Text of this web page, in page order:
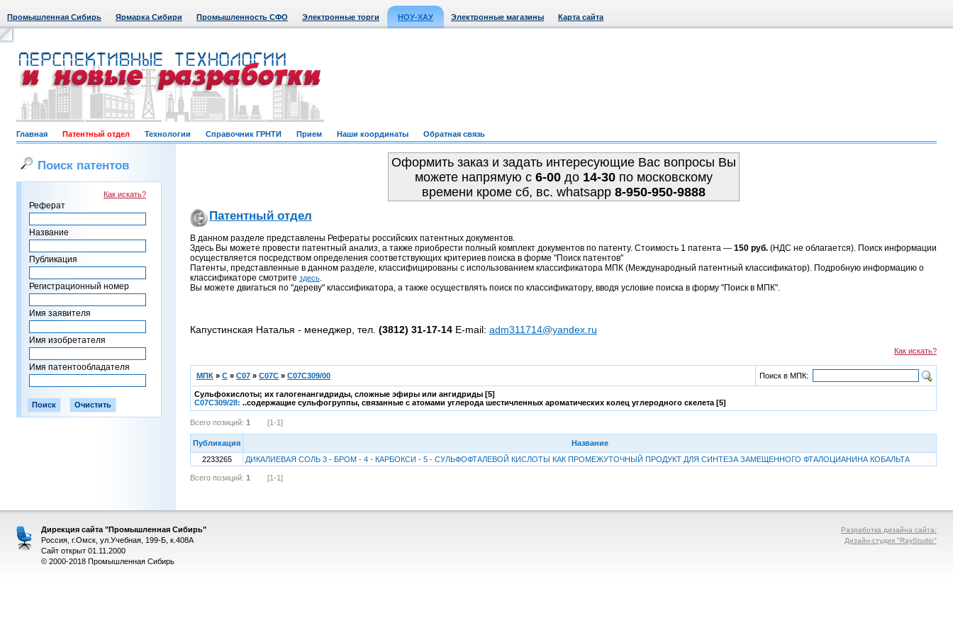
Промышленная Сибирь Ярмарка Сибири Промышленность СФО Электронные торги НОУ-ХАУ Электронные магазины Карта сайта
Главная Патентный отдел Технологии Справочник ГРНТИ Прием Наши координаты Обратная связь
Поиск патентов
Как искать?
Реферат
Название
Публикация
Регистрационный номер
Имя заявителя
Имя изобретателя
Имя патентообладателя
Оформить заказ и задать интересующие Вас вопросы Вы
можете напрямую c 6-00до 14-30по московскому
времени кроме сб, вс. whatsapp 8-950-950-9888
Патентный отдел
В данном разделе представлены Рефераты российских патентных документов.
Здесь Вы можете провести патентный анализ, а также приобрести полный комплект документов по патенту. Стоимость 1 патента — 150 руб. (НДС не облагается). Поиск информации
осуществляется посредством определения соответствующих критериев поиска в форме "Поиск патентов"
Патенты, представленные в данном разделе, классифицированы с использованием классификатора МПК (Международный патентный классификатор). Подробную информацию о
классификаторе смотрите здесь.
Вы можете двигаться по "дереву" классификатора, а также осуществлять поиск по классификатору, вводя условие поиска в форму "Поиск в МПК".
Капустинская Наталья - менеджер, тел. (3812) 31-17-14 E-mail: adm311714@yandex.ru
Как искать?
МПК » C » C07 » C07C » C07C309/00 Поиск в МПК:
Сульфокислоты; их галогенангидриды, сложные эфиры или ангидриды [5]
C07C309/28: ..содержащие сульфогруппы, связанные с атомами углерода шестичленных ароматических колец углеродного скелета [5]
Всего позиций: 1 [1-1]
Публикация
Название
2233265
ДИКАЛИЕВАЯ СОЛЬ 3 - БРОМ - 4 - КАРБОКСИ - 5 - СУЛЬФОФТАЛЕВОЙ КИСЛОТЫ КАК ПРОМЕЖУТОЧНЫЙ ПРОДУКТ ДЛЯ СИНТЕЗА ЗАМЕЩЕННОГО ФТАЛОЦИАНИНА КОБАЛЬТА
Всего позиций: 1 [1-1]
Дирекция сайта "Промышленная Сибирь"
Россия, г.Омск, ул.Учебная, 199-Б, к.408А
Сайт открыт 01.11.2000
© 2000-2018 Промышленная Сибирь
Разработка дизайна сайта:
Дизайн-студия "RayStudio"